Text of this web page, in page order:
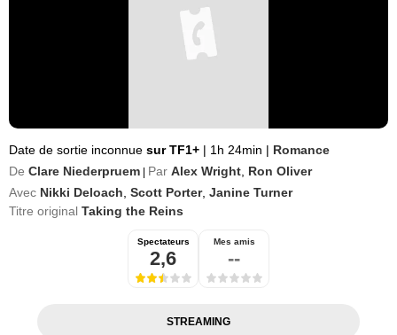
Date de sortie inconnue sur TF1+ | 1h 24min | Romance
De Clare Niederpruem Par Alex Wright Ron Oliver
Avec Nikki Deloach Scott Porter, Janine Turner
Titre original Taking the Reins
Spectateurs
2,6
Mes amis
--
STREAMING